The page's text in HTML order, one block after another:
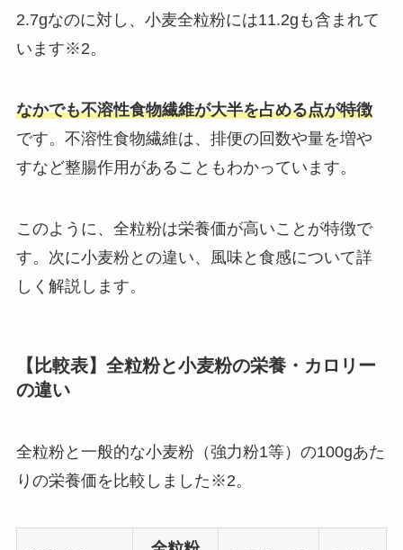
2.7gなのに対し、小麦全粒粉には11.2gも含まれて
います※2。
なかでも不溶性食物繊維が大半を占める点が特徴
です。不溶性食物繊維は、排便の回数や量を増や
すなど整腸作用があることもわかっています。
このように、全粒粉は栄養価が高いことが特徴で
す。次に小麦粉との違い、風味と食感について詳
しく解説します。
【比較表】全粒粉と小麦粉の栄養・カロリー
の違い
全粒粉と一般的な小麦粉（強力粉1等）の100gあた
りの栄養価を比較しました※2。